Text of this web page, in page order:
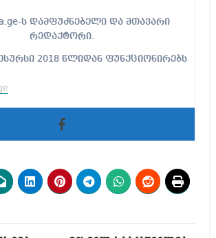
რედაქტორი.
2018 წლიდან ფუნქციონირებს